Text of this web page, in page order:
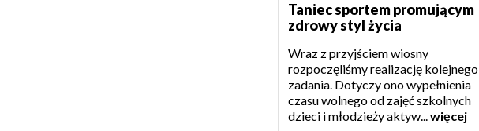
Taniec sportem promującym
zdrowy styl życia
Wraz z przyjściem wiosny
rozpoczęliśmy realizację kolejnego
zadania. Dotyczy ono wypełnienia
czasu wolnego od zajęć szkolnych
dzieci i młodzieży aktyw...więcej